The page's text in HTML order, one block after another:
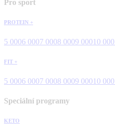
Pro sport
PROTEIN +
5 0006 0007 0008 0009 00010 000
FIT +
5 0006 0007 0008 0009 00010 000
Speciální programy
KETO